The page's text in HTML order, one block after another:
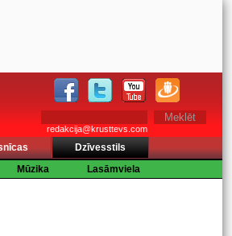
redakcija@krusttevs.com
Dzīvesstils
Mūzika
Lasāmviela